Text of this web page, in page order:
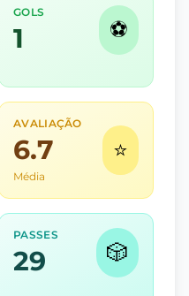
GOLS
1 ⚽
AVALIAÇÃO
6.7
Média
⭐
PASSES
29 🎲